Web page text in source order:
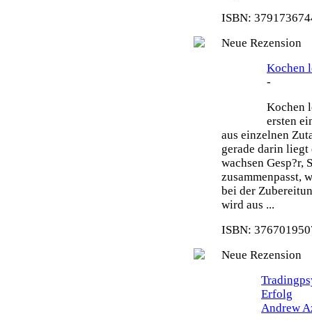
ISBN:
Neue Rezension
Kochen
-
Kochen
ersten
aus einzelnen
gerade darin
wachsen Gesp?r,
zusammenpasst,
bei der
wird aus ...
ISBN:
Neue Rezension
Erfolg
Andrew